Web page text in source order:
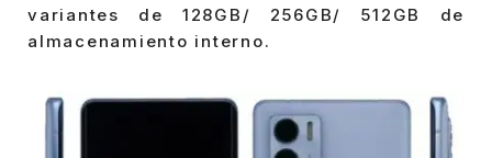
variantes de 128GB/ 256GB/ 512GB de
almacenamiento interno.